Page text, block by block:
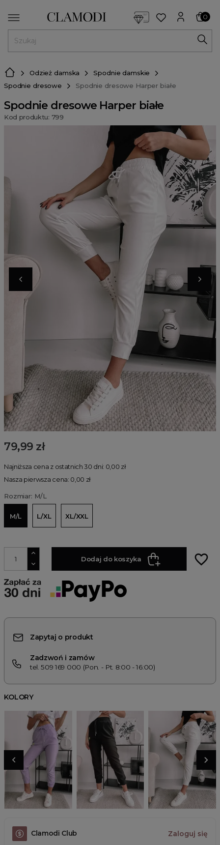
0
Odzież damska
Spodnie damskie
Spodnie dresowe
Spodnie dresowe Harper białe
Spodnie dresowe Harper białe
Kod produktu: 799
79,99 zł
Najniższa cena z ostatnich 30 dni: 0,00 zł
Nasza pierwsza cena: 0,00 zł
Rozmiar: M/L
M/L L/XL XL/XXL
Dodaj do koszyka favorite_border
Zapytaj o produkt
Zadzwoń i zamów
tel. 509 169 000 (Pon. - Pt. 8:00 - 16:00)
KOLORY
Clamodi Club Zaloguj się